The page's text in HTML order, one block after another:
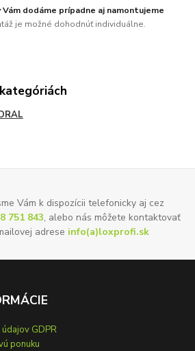
dodáme prípadne aj namontujeme
je možné dohodnúť individuálne.
Vám k dispozícii telefonicky aj cez
751 843, alebo nás môžete kontaktovať
adrese info(a)loxprofi.sk
GDPR
ponuku